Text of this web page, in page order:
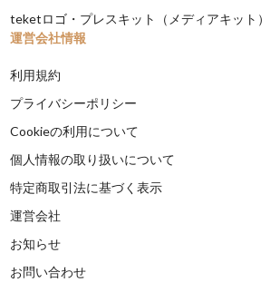
teketロゴ・プレスキット（メディアキット）
運営会社情報
利用規約
プライバシーポリシー
Cookieの利用について
個人情報の取り扱いについて
特定商取引法に基づく表示
運営会社
お知らせ
お問い合わせ